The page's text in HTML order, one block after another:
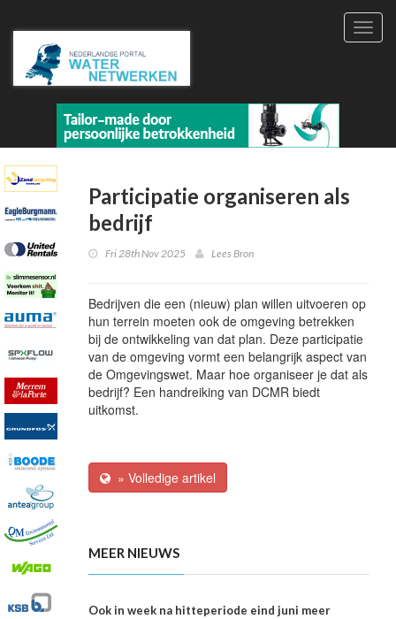
Participatie organiseren als
bedrijf
Fri 28th Nov 2025 Lees Bron
Bedrijven die een (nieuw) plan willen uitvoeren op
hun terrein moeten ook de omgeving betrekken
bij de ontwikkeling van dat plan. Deze participatie
van de omgeving vormt een belangrijk aspect van
de Omgevingswet. Maar hoe organiseer je dat als
bedrijf? Een handreiking van DCMR biedt
uitkomst.
» Volledige artikel
MEER NIEUWS
Ook in week na hitteperiode eind juni meer